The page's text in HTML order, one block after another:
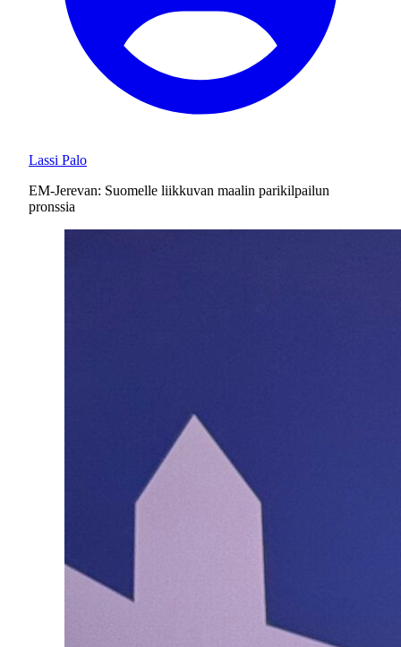
Lassi Palo
EM-Jerevan: Suomelle liikkuvan maalin parikilpailun
pronssia